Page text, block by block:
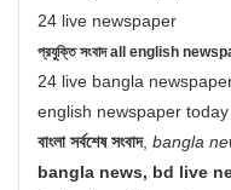
24 live newspaper
প্রযুক্তি সংবাদ all english
24 live bangla
english newspaper
বাংলা সর্বশেষ সংবাদ, bangla
bangla news, bd live